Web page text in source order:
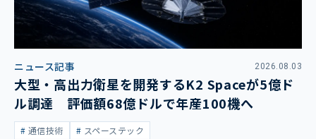
ニュース記事 2026.08.03
大型・高出力衛星を開発するK2 Spaceが5億ド
ル調達 評価額68億ドルで年産100機へ
通信技術 スペーステック